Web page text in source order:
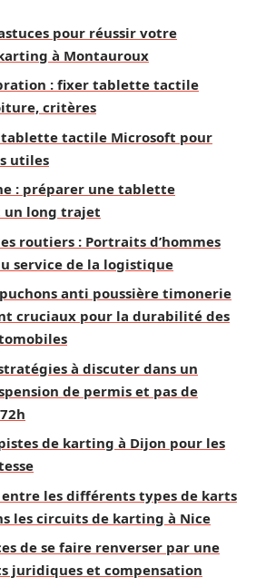
pour réussir votre
à Montauroux
: fixer tablette tactile
critères
tablette tactile Microsoft pour
utiles
: préparer une tablette
un long trajet
routiers : Portraits d’hommes
service de la logistique
anti poussière timonerie
cruciaux pour la durabilité des
à discuter dans un
de permis et pas de
de karting à Dijon pour les
entre les différents types de karts
les circuits de karting à Nice
de se faire renverser par une
juridiques et compensation